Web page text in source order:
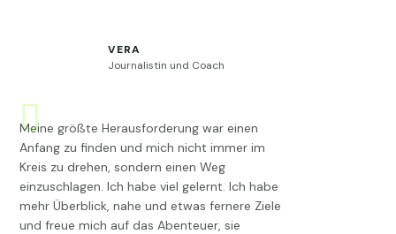
VERA
Journalistin und Coach
Meine größte Herausforderung war einen
Anfang zu finden und mich nicht immer im
Kreis zu drehen, sondern einen Weg
einzuschlagen. Ich habe viel gelernt. Ich habe
mehr Überblick, nahe und etwas fernere Ziele
und freue mich auf das Abenteuer, sie